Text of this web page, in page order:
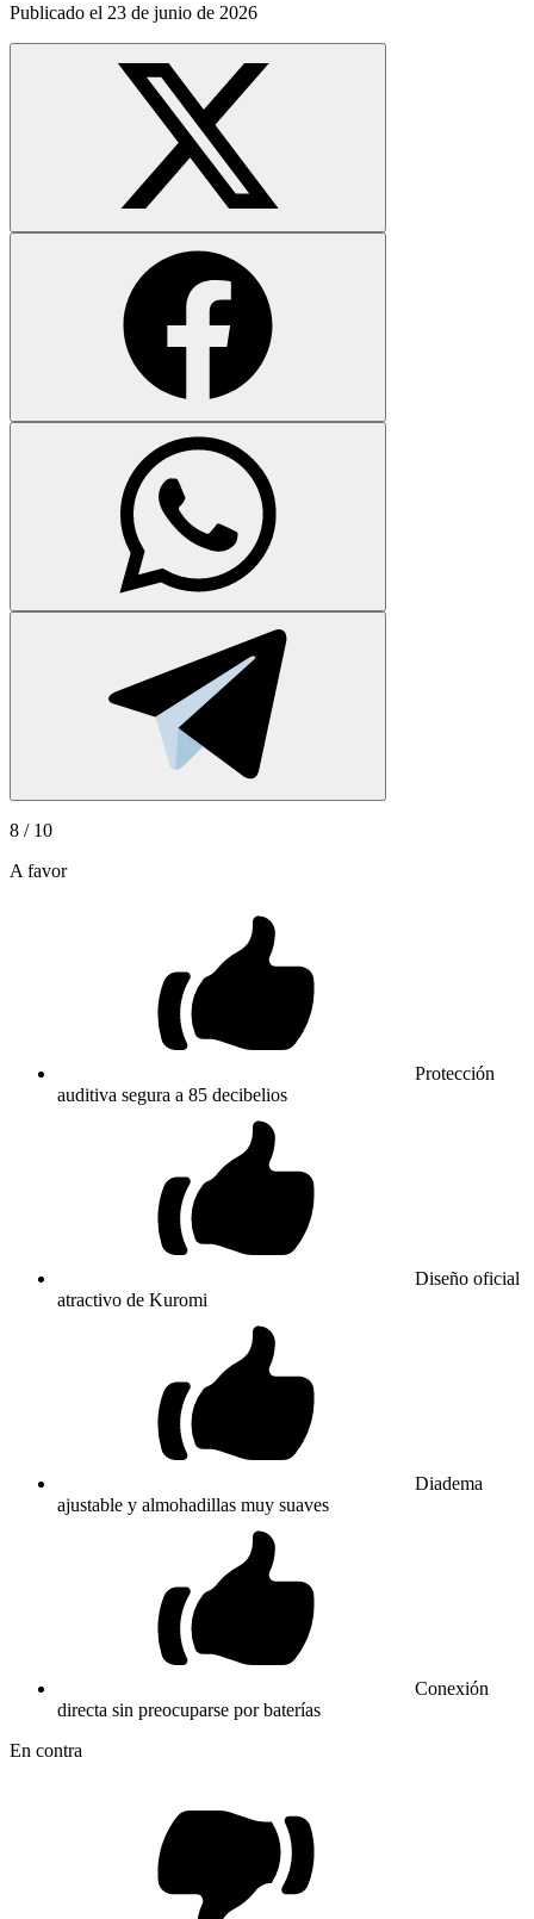
Publicado el 23 de junio de 2026
8 / 10
A favor
Protección
auditiva segura a 85 decibelios
Diseño oficial
atractivo de Kuromi
Diadema
ajustable y almohadillas muy suaves
Conexión
directa sin preocuparse por baterías
En contra